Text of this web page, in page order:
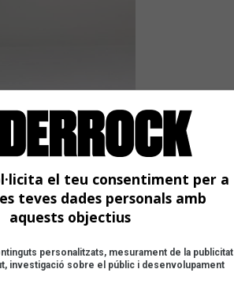
arriba per
el teu consentiment per a
teves dades personals amb
aquests objectius
personalitzats, mesurament de la publicitat
investigació sobre el públic i desenvolupament